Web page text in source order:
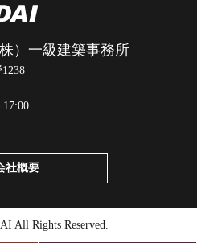
）一級建築事務所
17:00
社概要
All Rights Reserved.